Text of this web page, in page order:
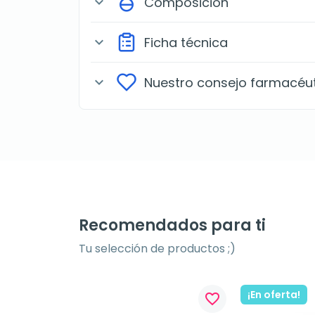
expand_more Ficha técnica
expand_more Nuestro consejo
Recomendados para ti
Tu selección de productos ;)
favorite_border ¡En oferta!